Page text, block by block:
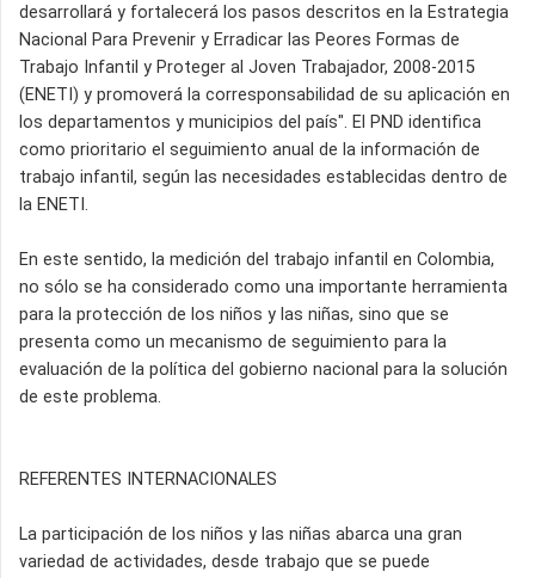
desarrollará y fortalecerá los pasos descritos en la Estrategia
Nacional Para Prevenir y Erradicar las Peores Formas de
Trabajo Infantil y Proteger al Joven Trabajador, 2008-2015
(ENETI) y promoverá la corresponsabilidad de su aplicación en
los departamentos y municipios del país". El PND identifica
como prioritario el seguimiento anual de la información de
trabajo infantil, según las necesidades establecidas dentro de
la ENETI.
En este sentido, la medición del trabajo infantil en Colombia,
no sólo se ha considerado como una importante herramienta
para la protección de los niños y las niñas, sino que se
presenta como un mecanismo de seguimiento para la
evaluación de la política del gobierno nacional para la solución
de este problema.
REFERENTES INTERNACIONALES
La participación de los niños y las niñas abarca una gran
variedad de actividades, desde trabajo que se puede